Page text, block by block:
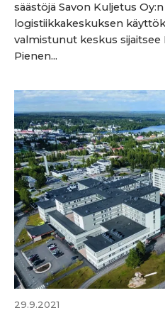
säästöjä Savon Kuljetus
logistiikkakeskuksen
valmistunut keskus
Pienen...
29.9.2021